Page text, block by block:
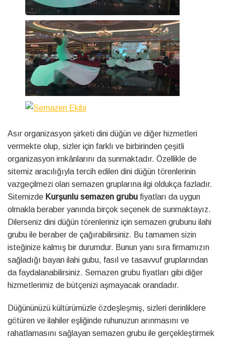
Asır organizasyon şirketi dini düğün ve diğer hizmetleri
vermekte olup, sizler için farklı ve birbirinden çeşitli
organizasyon imkânlarını da sunmaktadır. Özellikle de
sitemiz aracılığıyla tercih edilen dini düğün törenlerinin
vazgeçilmezi olan semazen gruplarına ilgi oldukça fazladır.
Sitemizde Kurşunlu semazen grubu fiyatları da uygun
olmakla beraber yanında birçok seçenek de sunmaktayız.
Dilerseniz dini düğün törenleriniz için semazen grubunu ilahi
grubu ile beraber de çağırabilirsiniz. Bu tamamen sizin
isteğinize kalmış bir durumdur. Bunun yanı sıra firmamızın
sağladığı bayan ilahi gubu, fasıl ve tasavvuf gruplarından
da faydalanabilirsiniz. Semazen grubu fiyatları gibi diğer
hizmetlerimiz de bütçenizi aşmayacak orandadır.
Düğününüzü kültürümüzle özdeşleşmiş, sizleri derinliklere
götüren ve ilahiler eşliğinde ruhunuzun arınmasını ve
rahatlamasını sağlayan semazen grubu ile gerçekleştirmek